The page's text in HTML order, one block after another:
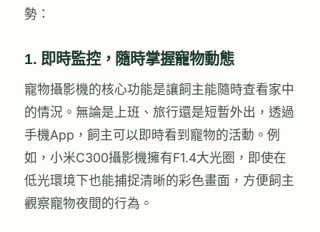
勢：
1. 即時監控，隨時掌握寵物動態
寵物攝影機的核心功能是讓飼主能隨時查看家中
的情況。無論是上班、旅行還是短暫外出，透過
手機App，飼主可以即時看到寵物的活動。例
如，小米C300攝影機擁有F1.4大光圈，即使在
低光環境下也能捕捉清晰的彩色畫面，方便飼主
觀察寵物夜間的行為。